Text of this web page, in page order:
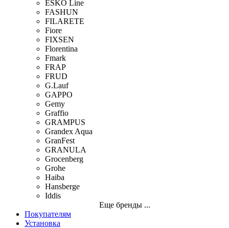
ESKO Line
FASHUN
FILARETE
Fiore
FIXSEN
Florentina
Fmark
FRAP
FRUD
G.Lauf
GAPPO
Gemy
Graffio
GRAMPUS
Grandex Aqua
GranFest
GRANULA
Grocenberg
Grohe
Haiba
Hansberge
Iddis
Еще бренды ...
Покупателям
Установка